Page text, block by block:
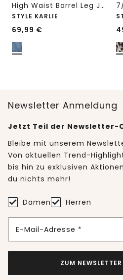
High Waist Barrel Leg Jeans im Loose Fit
STYLE KARLIE
69,99 €
Newsletter Anmeldung
Jetzt Teil der Newsletter-
Bleibe mit unserem
Von aktuellen Trend-
bis hin zu exklusiven
du nichts mehr!
Damen Herren
E-Mail-Adresse *
ZUM